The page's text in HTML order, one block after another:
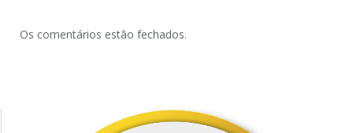
Os comentários estão fechados.